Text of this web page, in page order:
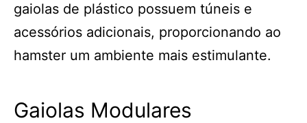
gaiolas de plástico possuem túneis e
acessórios adicionais, proporcionando ao
hamster um ambiente mais estimulante.
Gaiolas Modulares